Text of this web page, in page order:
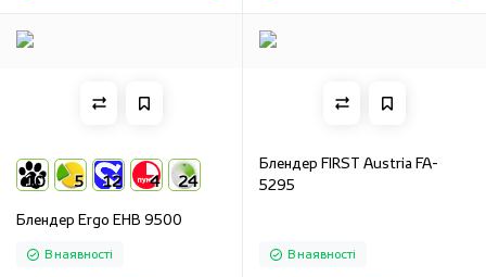
10 5 12 4 24
Блендер Ergo EHB 9500
В наявності
Блендер FIRST Austria FA-
5295
В наявності